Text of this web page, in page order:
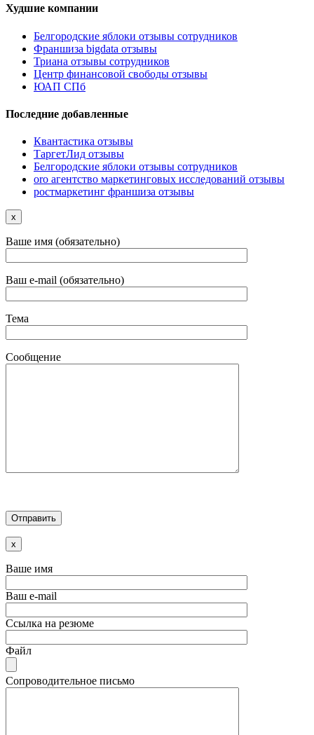
Худшие компании
Белгородские яблоки отзывы сотрудников
Франшиза bigdata отзывы
Триана отзывы сотрудников
Центр финансовой свободы отзывы
ЮАП СПб
Последние добавленные
Квантастика отзывы
ТаргетЛид отзывы
Белгородские яблоки отзывы сотрудников
oro агентство маркетинговых исследований отзывы
ростмаркетинг франшиза отзывы
x
Ваше имя (обязательно)
Ваш e-mail (обязательно)
Тема
Сообщение
x
Ваше имя
Ваш e-mail
Ссылка на резюме
Файл
Сопроводительное письмо